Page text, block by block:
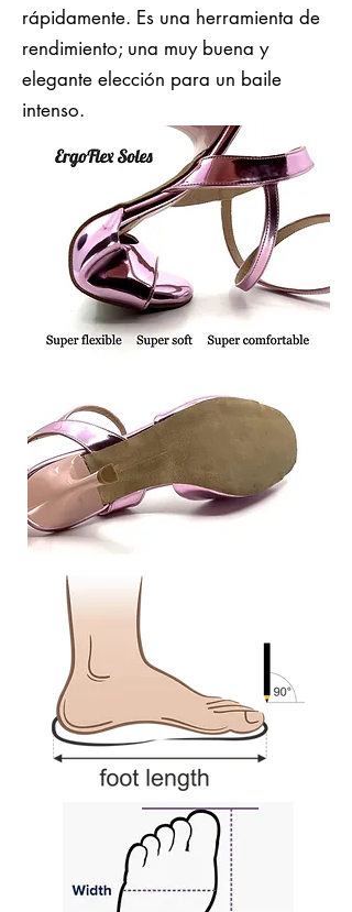
rápidamente. Es una herramienta de
rendimiento; una muy buena y
elegante elección para un baile
intenso.